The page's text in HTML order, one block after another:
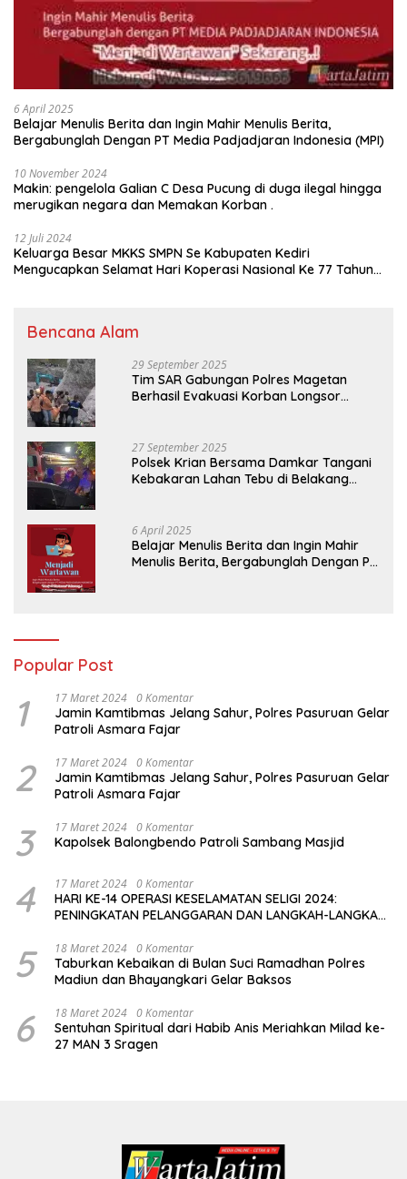
6 April 2025
Belajar Menulis Berita dan Ingin Mahir Menulis Berita,
Bergabunglah Dengan PT Media Padjadjaran Indonesia (MPI)
10 November 2024
Makin: pengelola Galian C Desa Pucung di duga ilegal hingga
merugikan negara dan Memakan Korban .
12 Juli 2024
Keluarga Besar MKKS SMPN Se Kabupaten Kediri
Mengucapkan Selamat Hari Koperasi Nasional Ke 77 Tahun
Bencana Alam
29 September 2025
Tim SAR Gabungan Polres Magetan
Berhasil Evakuasi Korban Longsor
27 September 2025
Polsek Krian Bersama Damkar Tangani
Kebakaran Lahan Tebu di Belakang
6 April 2025
Belajar Menulis Berita dan Ingin Mahir
Menulis Berita, Bergabunglah Dengan PT
Popular Post
1 17 Maret 2024 0 Komentar
Jamin Kamtibmas Jelang Sahur, Polres Pasuruan Gelar
Patroli Asmara Fajar
2 17 Maret 2024 0 Komentar
Jamin Kamtibmas Jelang Sahur, Polres Pasuruan Gelar
Patroli Asmara Fajar
3 17 Maret 2024 0 Komentar
Kapolsek Balongbendo Patroli Sambang Masjid
4 17 Maret 2024 0 Komentar
HARI KE-14 OPERASI KESELAMATAN SELIGI 2024:
PENINGKATAN PELANGGARAN DAN LANGKAH-LANGKAH
5 18 Maret 2024 0 Komentar
Taburkan Kebaikan di Bulan Suci Ramadhan Polres
Madiun dan Bhayangkari Gelar Baksos
6 18 Maret 2024 0 Komentar
Sentuhan Spiritual dari Habib Anis Meriahkan Milad ke-
27 MAN 3 Sragen